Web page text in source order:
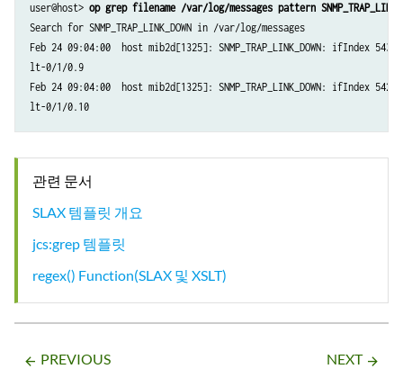
user@host> op grep filename /var/log/messages pattern
Search for SNMP_TRAP_LINK_DOWN in /var/log/messages
Feb 24 09:04:00  host mib2d[1325]: SNMP_TRAP_LINK_DOWN: ifIndex
lt-0/1/0.9
Feb 24 09:04:00  host mib2d[1325]: SNMP_TRAP_LINK_DOWN: ifIndex
lt-0/1/0.10
관련 문서
SLAX 템플릿 개요
jcs:grep 템플릿
regex() Function(SLAX 및 XSLT)
arrow_backward PREVIOUS NEXT arrow_forward